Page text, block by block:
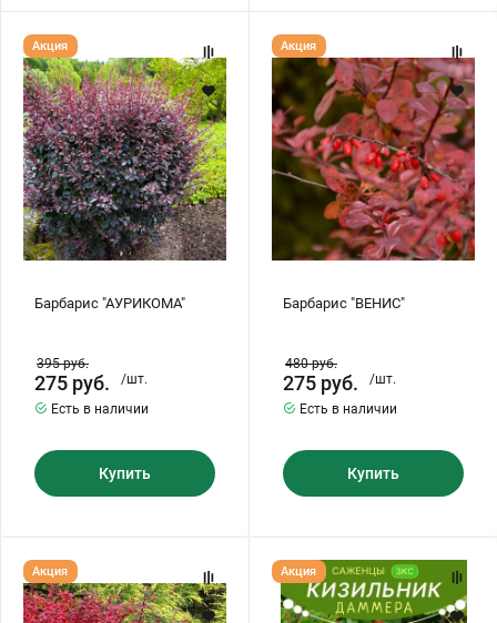
Барбарис
"АУРИКОМА"
Барбарис "АУРИКОМА"
Акция
395руб.
275 руб.
/шт.
Есть в наличии
Купить
Барбарис
"ВЕНИС"
Барбарис "ВЕНИС"
Акция
480руб.
275 руб.
/шт.
Есть в наличии
Купить
Барбарис
"ДАРТС
РЕД
ЛЕДИ"
Акция
Кизильник
Даммера
саженец
Акция